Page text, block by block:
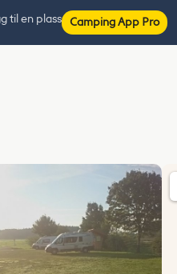
til en plass Camping App Pro